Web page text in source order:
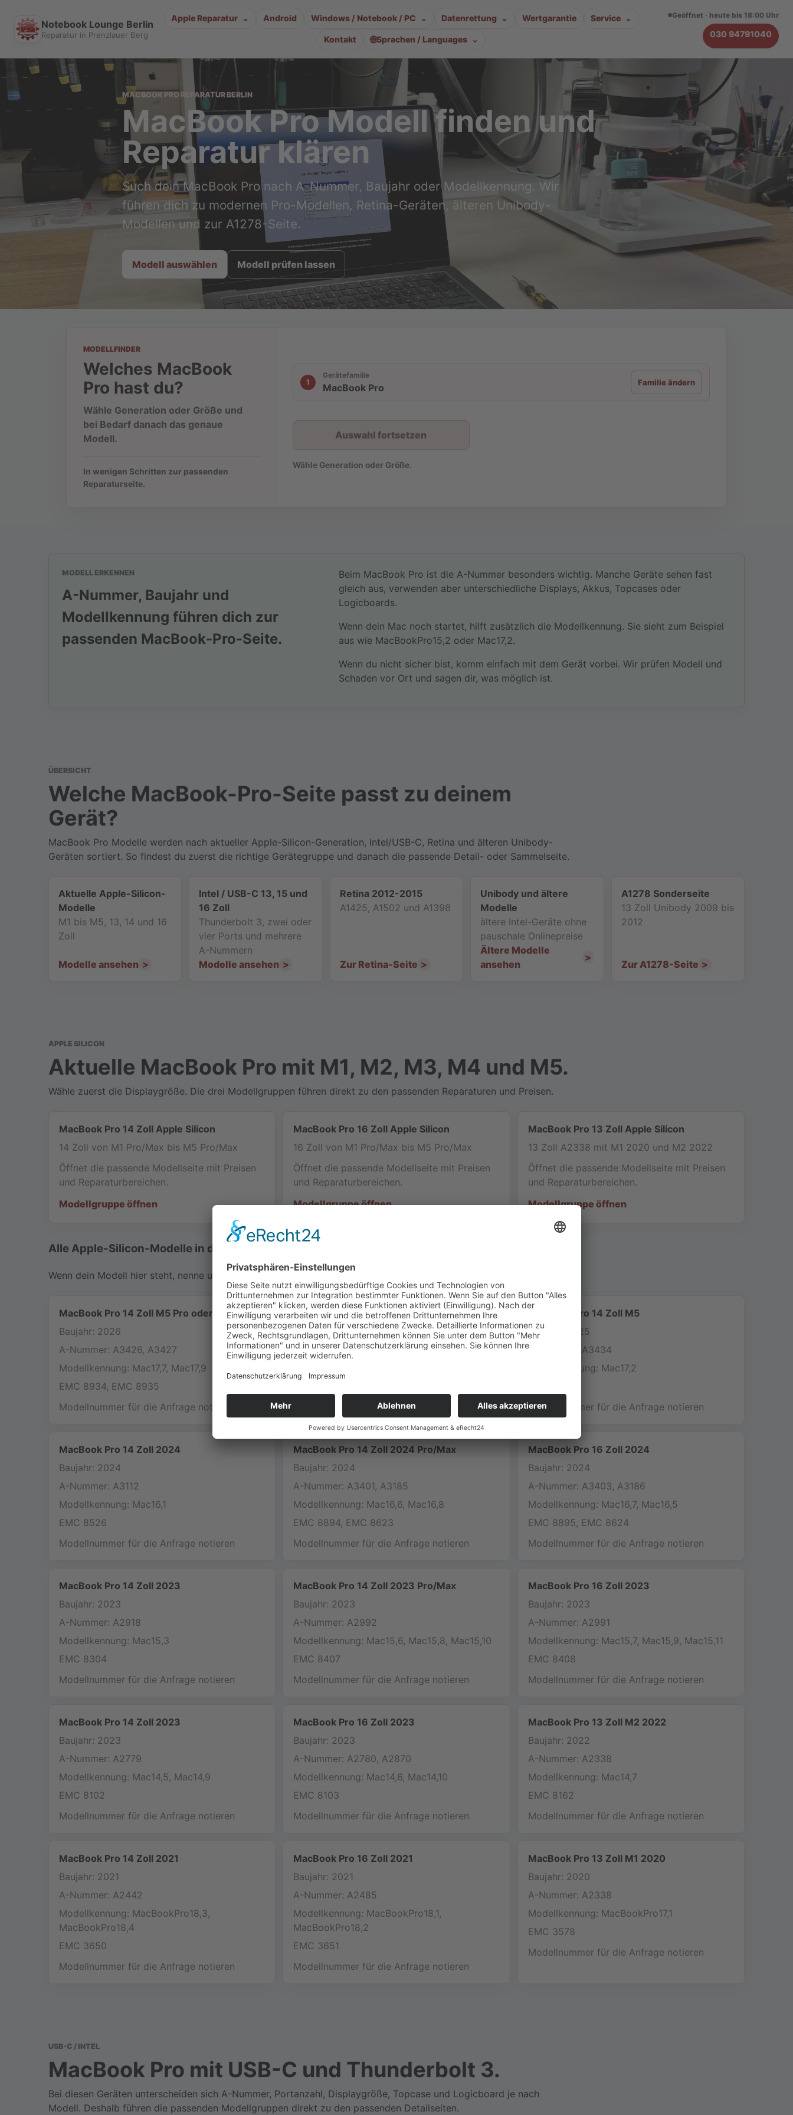
Notebook Lounge Berlin
Reparatur in Prenzlauer Berg
Apple Reparatur Android Windows / Notebook / PC Datenrettung Wertgarantie Service
Kontakt 🌐Sprachen / Languages
Geöffnet · heute bis 18:00 Uhr
030 94791040
MACBOOK PRO REPARATUR BERLIN
MacBook Pro Modell finden und
Reparatur klären
Such dein MacBook Pro nach A-Nummer, Baujahr oder Modellkennung. Wir
führen dich zu modernen Pro-Modellen, Retina-Geräten, älteren Unibody-
Modellen und zur A1278-Seite.
Modell auswählen Modell prüfen lassen
MODELLFINDER
Welches MacBook
Pro hast du?
Wähle Generation oder Größe und
bei Bedarf danach das genaue
Modell.
In wenigen Schritten zur passenden
Reparaturseite.
1
Gerätefamilie
MacBook Pro Familie ändern
Auswahl fortsetzen
Wähle Generation oder Größe.
MODELL ERKENNEN
A-Nummer, Baujahr und
Modellkennung führen dich zur
passenden MacBook-Pro-Seite.
Beim MacBook Pro ist die A-Nummer besonders wichtig. Manche Geräte sehen fast
gleich aus, verwenden aber unterschiedliche Displays, Akkus, Topcases oder
Logicboards.
Wenn dein Mac noch startet, hilft zusätzlich die Modellkennung. Sie sieht zum Beispiel
aus wie MacBookPro15,2 oder Mac17,2.
Wenn du nicht sicher bist, komm einfach mit dem Gerät vorbei. Wir prüfen Modell und
Schaden vor Ort und sagen dir, was möglich ist.
ÜBERSICHT
Welche MacBook-Pro-Seite passt zu deinem
Gerät?
MacBook Pro Modelle werden nach aktueller Apple-Silicon-Generation, Intel/USB-C, Retina und älteren Unibody-
Geräten sortiert. So findest du zuerst die richtige Gerätegruppe und danach die passende Detail- oder Sammelseite.
Aktuelle Apple-Silicon-
Modelle
M1 bis M5, 13, 14 und 16
Zoll
Modelle ansehen
Intel / USB-C 13, 15 und
16 Zoll
Thunderbolt 3, zwei oder
vier Ports und mehrere
A-Nummern
Modelle ansehen
Retina 2012-2015
A1425, A1502 und A1398
Zur Retina-Seite
Unibody und ältere
Modelle
ältere Intel-Geräte ohne
pauschale Onlinepreise
Ältere Modelle
ansehen
A1278 Sonderseite
13 Zoll Unibody 2009 bis
2012
Zur A1278-Seite
APPLE SILICON
Aktuelle MacBook Pro mit M1, M2, M3, M4 und M5.
Wähle zuerst die Displaygröße. Die drei Modellgruppen führen direkt zu den passenden Reparaturen und Preisen.
MacBook Pro 14 Zoll Apple Silicon
14 Zoll von M1 Pro/Max bis M5 Pro/Max
Öffnet die passende Modellseite mit Preisen
und Reparaturbereichen.
Modellgruppe öffnen
MacBook Pro 16 Zoll Apple Silicon
16 Zoll von M1 Pro/Max bis M5 Pro/Max
Öffnet die passende Modellseite mit Preisen
und Reparaturbereichen.
Modellgruppe öffnen
MacBook Pro 13 Zoll Apple Silicon
13 Zoll A2338 mit M1 2020 und M2 2022
Öffnet die passende Modellseite mit Preisen
und Reparaturbereichen.
Modellgruppe öffnen
Alle Apple-Silicon-Modelle in der Übersicht.
Wenn dein Modell hier steht, nenne uns am besten A-Nummer, Baujahr oder Modellkennung.
MacBook Pro 14 Zoll M5 Pro oder M5 Max
Baujahr: 2026
A-Nummer: A3426, A3427
Modellkennung: Mac17,7, Mac17,9
EMC 8934, EMC 8935
Modellnummer für die Anfrage notieren
MacBook Pro 16 Zoll M5 Pro oder M5 Max
Baujahr: 2026
A-Nummer: A3428, A3429
Modellnummer für die Anfrage notieren
MacBook Pro 14 Zoll M5
Baujahr: 2025
A-Nummer: A3434
Modellkennung: Mac17,2
Modellnummer für die Anfrage notieren
MacBook Pro 14 Zoll 2024
Baujahr: 2024
A-Nummer: A3112
Modellkennung: Mac16,1
EMC 8526
Modellnummer für die Anfrage notieren
MacBook Pro 14 Zoll 2024 Pro/Max
Baujahr: 2024
A-Nummer: A3401, A3185
Modellkennung: Mac16,6, Mac16,8
EMC 8894, EMC 8623
Modellnummer für die Anfrage notieren
MacBook Pro 16 Zoll 2024
Baujahr: 2024
A-Nummer: A3403, A3186
Modellkennung: Mac16,7, Mac16,5
EMC 8895, EMC 8624
Modellnummer für die Anfrage notieren
MacBook Pro 14 Zoll 2023
Baujahr: 2023
A-Nummer: A2918
Modellkennung: Mac15,3
EMC 8304
Modellnummer für die Anfrage notieren
MacBook Pro 14 Zoll 2023 Pro/Max
Baujahr: 2023
A-Nummer: A2992
Modellkennung: Mac15,6, Mac15,8, Mac15,10
EMC 8407
Modellnummer für die Anfrage notieren
MacBook Pro 16 Zoll 2023
Baujahr: 2023
A-Nummer: A2991
Modellkennung: Mac15,7, Mac15,9, Mac15,11
EMC 8408
Modellnummer für die Anfrage notieren
MacBook Pro 14 Zoll 2023
Baujahr: 2023
A-Nummer: A2779
Modellkennung: Mac14,5, Mac14,9
EMC 8102
Modellnummer für die Anfrage notieren
MacBook Pro 16 Zoll 2023
Baujahr: 2023
A-Nummer: A2780, A2870
Modellkennung: Mac14,6, Mac14,10
EMC 8103
Modellnummer für die Anfrage notieren
MacBook Pro 13 Zoll M2 2022
Baujahr: 2022
A-Nummer: A2338
Modellkennung: Mac14,7
EMC 8162
Modellnummer für die Anfrage notieren
MacBook Pro 14 Zoll 2021
Baujahr: 2021
A-Nummer: A2442
Modellkennung: MacBookPro18,3,
MacBookPro18,4
EMC 3650
Modellnummer für die Anfrage notieren
MacBook Pro 16 Zoll 2021
Baujahr: 2021
A-Nummer: A2485
Modellkennung: MacBookPro18,1,
MacBookPro18,2
EMC 3651
Modellnummer für die Anfrage notieren
MacBook Pro 13 Zoll M1 2020
Baujahr: 2020
A-Nummer: A2338
Modellkennung: MacBookPro17,1
EMC 3578
Modellnummer für die Anfrage notieren
USB-C / INTEL
MacBook Pro mit USB-C und Thunderbolt 3.
Bei diesen Geräten unterscheiden sich A-Nummer, Portanzahl, Displaygröße, Topcase und Logicboard je nach
Modell. Deshalb führen die passenden Modellgruppen direkt zu den passenden Detailseiten.